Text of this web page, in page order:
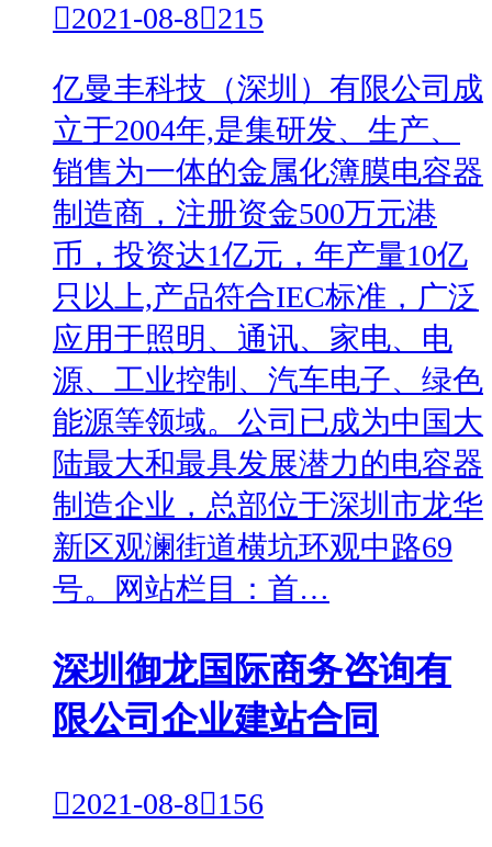
2021-08-8215
亿曼丰科技（深圳）有限公司成
立于2004年,是集研发、生产、
销售为一体的金属化簿膜电容器
制造商，注册资金500万元港
币，投资达1亿元，年产量10亿
只以上,产品符合IEC标准，广泛
应用于照明、通讯、家电、电
源、工业控制、汽车电子、绿色
能源等领域。公司已成为中国大
陆最大和最具发展潜力的电容器
制造企业，总部位于深圳市龙华
新区观澜街道横坑环观中路69
号。网站栏目：首…
深圳御龙国际商务咨询有
限公司企业建站合同
2021-08-8156